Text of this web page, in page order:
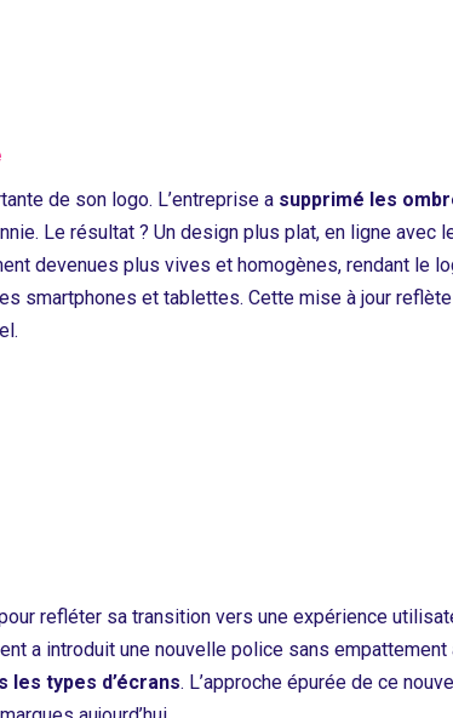
de son logo. L’entreprise a supprimé les
Le résultat ? Un design plus plat, en ligne avec
devenues plus vives et homogènes, rendant le
smartphones et tablettes. Cette mise à jour
refléter sa transition vers une expérience
a introduit une nouvelle police sans
les types d’écrans. L’approche épurée de ce